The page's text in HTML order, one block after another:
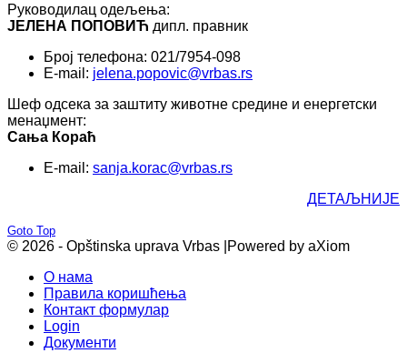
Руководилац одељења:
ЈЕЛЕНА ПОПОВИЋ дипл. правник
Број телефона: 021/7954-098
E-mail: jelena.popovic@vrbas.rs
Шеф одсека за заштиту животне средине и енергетски
менаџмент:
Сања Кораћ
E-mail: sanja.korac@vrbas.rs
ДЕТАЉНИЈЕ
Goto Top
© 2026 - Opštinska uprava Vrbas | Powered by aXiom
О нама
Правила коришћења
Контакт формулар
Login
Документи